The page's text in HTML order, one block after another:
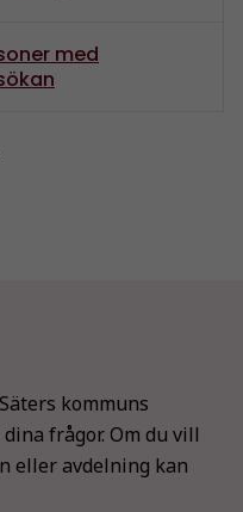
med
kommuns
frågor. Om du vill
eller avdelning kan